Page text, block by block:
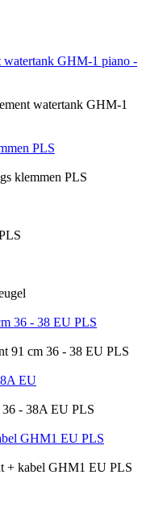
watertank GHM-1
klemmen PLS
91 cm 36 - 38 EU PLS
36 - 38A EU PLS
+ kabel GHM1 EU PLS